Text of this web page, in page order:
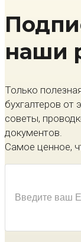
наши
Только
бухгалтеров от
советы,
документов.
Самое ценное,